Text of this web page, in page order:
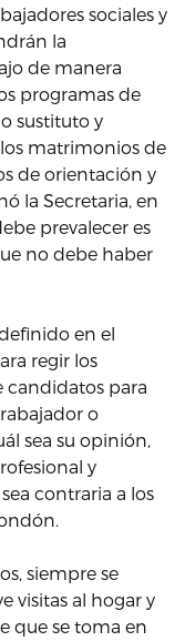
sociales y
la
de manera
programas de
sustituto y
los matrimonios de
de orientación y
la Secretaria, en
prevalecer es
no debe haber
en el
regir los
candidatos para
o
sea su opinión,
y
contraria a los
siempre se
visitas al hogar y
que se toma en